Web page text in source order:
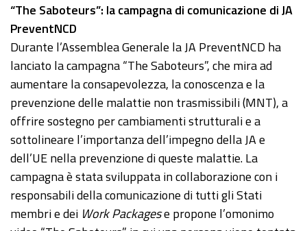
“The Saboteurs”: la campagna di comunicazione di JA
PreventNCD
Durante l’Assemblea Generale la JA PreventNCD ha
lanciato la campagna “The Saboteurs”, che mira ad
aumentare la consapevolezza, la conoscenza e la
prevenzione delle malattie non trasmissibili (MNT), a
offrire sostegno per cambiamenti strutturali e a
sottolineare l’importanza dell’impegno della JA e
dell’UE nella prevenzione di queste malattie. La
campagna è stata sviluppata in collaborazione con i
responsabili della comunicazione di tutti gli Stati
membri e dei Work Packagese propone l’omonimo